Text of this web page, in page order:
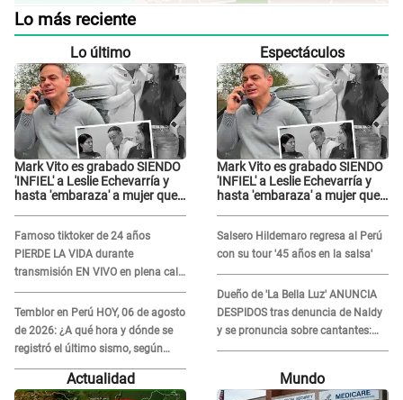
Lo más reciente
Lo último
Mark Vito es grabado SIENDO
'INFIEL' a Leslie Echevarría y
hasta 'embaraza' a mujer que
Famoso tiktoker de 24 años
PIERDE LA VIDA durante
transmisión EN VIVO en plena calle
y desata conmoción
Temblor en Perú HOY, 06 de agosto
de 2026: ¿A qué hora y dónde se
registró el último sismo, según
IGP?
Espectáculos
Mark Vito es grabado SIENDO
'INFIEL' a Leslie Echevarría y
hasta 'embaraza' a mujer que
Salsero Hildemaro regresa al Perú
con su tour '45 años en la salsa'
Dueño de 'La Bella Luz' ANUNCIA
DESPIDOS tras denuncia de Naldy
y se pronuncia sobre cantantes:
"Mis chicas están siendo
Actualidad Mundo